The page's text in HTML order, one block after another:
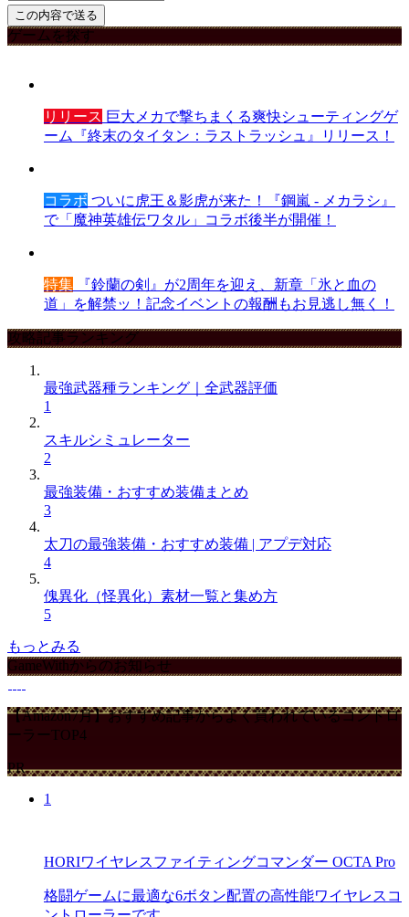
ゲームを探す
リリース 巨大メカで撃ちまくる爽快シューティングゲ
ーム『終末のタイタン：ラストラッシュ』リリース！
コラボ ついに虎王＆影虎が来た！『鋼嵐 - メカラシ』
で「魔神英雄伝ワタル」コラボ後半が開催！
特集 『鈴蘭の剣』が2周年を迎え、新章「氷と血の
道」を解禁ッ！記念イベントの報酬もお見逃し無く！
攻略記事ランキング
最強武器種ランキング｜全武器評価
1
スキルシミュレーター
2
最強装備・おすすめ装備まとめ
3
太刀の最強装備・おすすめ装備 | アプデ対応
4
傀異化（怪異化）素材一覧と集め方
5
もっとみる
GameWithからのお知らせ
【Amazon7月】おすすめ記事からよく買われているコントロ
ーラーTOP4
PR
1
HORIワイヤレスファイティングコマンダー OCTA Pro
格闘ゲームに最適な6ボタン配置の高性能ワイヤレスコ